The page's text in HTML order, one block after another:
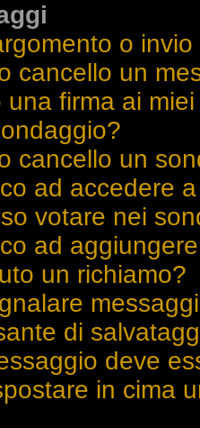
o
cancello un
firma ai
cancello un
ad accedere
votare nei
ad
un richiamo?
di
deve
in cima